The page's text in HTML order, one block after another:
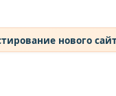
нового